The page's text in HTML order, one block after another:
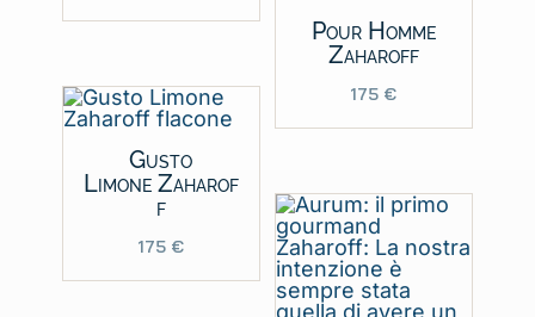
Pour Homme
Zaharoff
175 €
Gusto
Limone Zaharof
f
175 €